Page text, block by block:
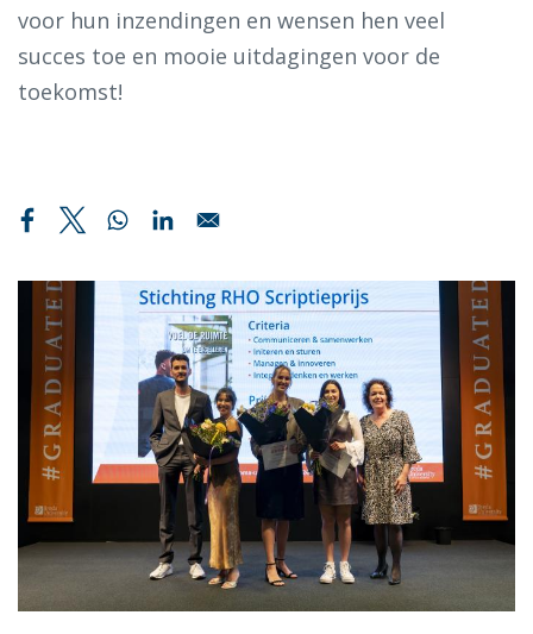
voor hun inzendingen en wensen hen veel
succes toe en mooie uitdagingen voor de
toekomst!